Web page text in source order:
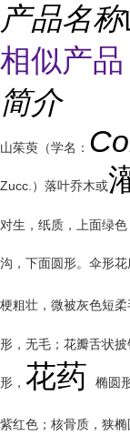
产品名称
相似产
简介
山茱萸（学名：
Zucc.）落叶乔木或
对生，纸质，上面绿
沟，下面圆形。伞形
梗粗壮，微被灰色短
形，无毛；花瓣舌状
形， 花药 椭圆
紫红色；核骨质，狭